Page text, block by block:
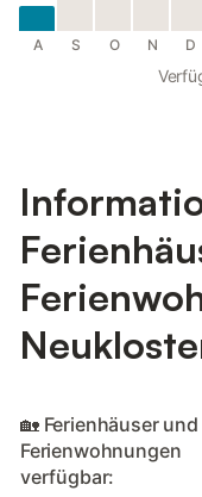
A S O N D
🏡 Ferienhäuser und
Ferienwohnungen
verfügbar: